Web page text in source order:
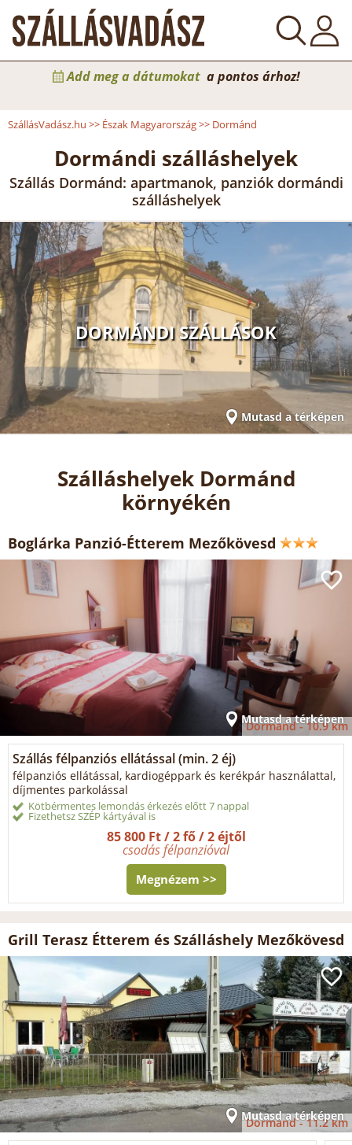
Add meg a dátumokat a pontos árhoz!
SzállásVadász.hu >> Észak Magyarország>> Dormánd
Dormándi szálláshelyek
Szállás Dormánd: apartmanok, panziók dormándi
szálláshelyek
DORMÁNDI SZÁLLÁSOK
Mutasd a térképen
Szálláshelyek Dormánd
környékén
Boglárka Panzió-Étterem Mezőkövesd
Mutasd a térképen
Dormánd -10.9 km
Szállás félpanziós ellátással (min. 2 éj)
félpanziós ellátással, kardiogéppark és kerékpár használattal,
díjmentes parkolással
Kötbérmentes lemondás érkezés előtt 7 nappal
Fizethetsz SZÉP kártyával is
85 800 Ft / 2 fő / 2 éjtől
csodás félpanzióval
Megnézem >>
Grill Terasz Étterem és Szálláshely Mezőkövesd
Mutasd a térképen
Dormánd -11.2 km